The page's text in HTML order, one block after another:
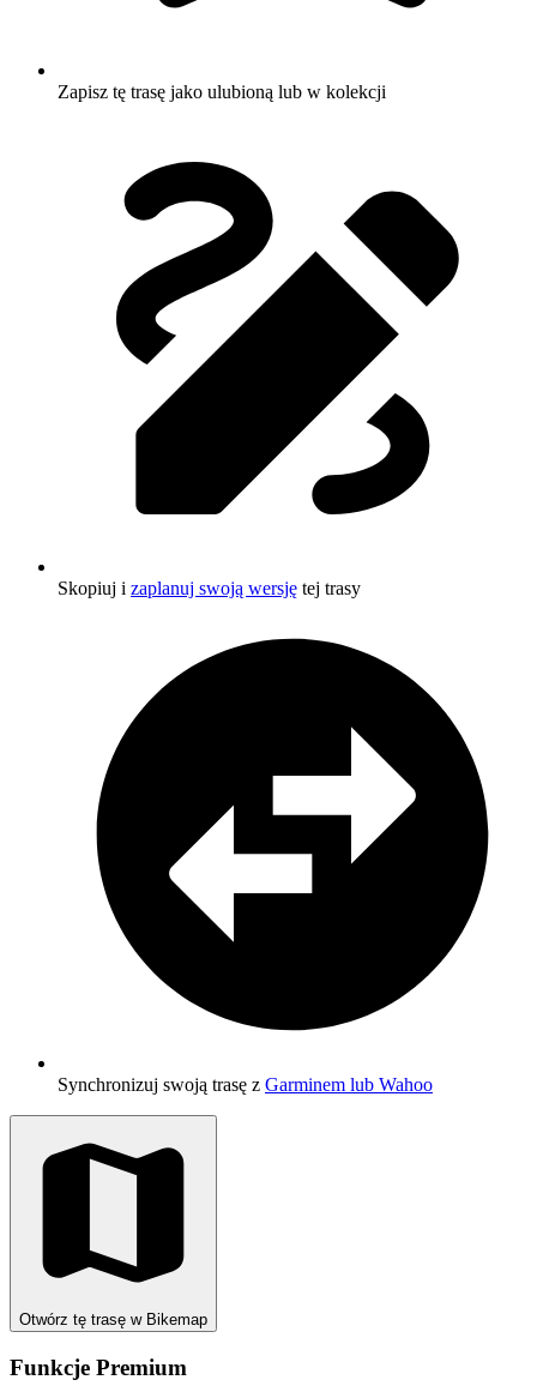
Zapisz tę trasę jako ulubioną lub w kolekcji
Skopiuj i zaplanuj swoją wersję tej trasy
Synchronizuj swoją trasę z Garminem lub Wahoo
Otwórz tę trasę w Bikemap
Funkcje Premium